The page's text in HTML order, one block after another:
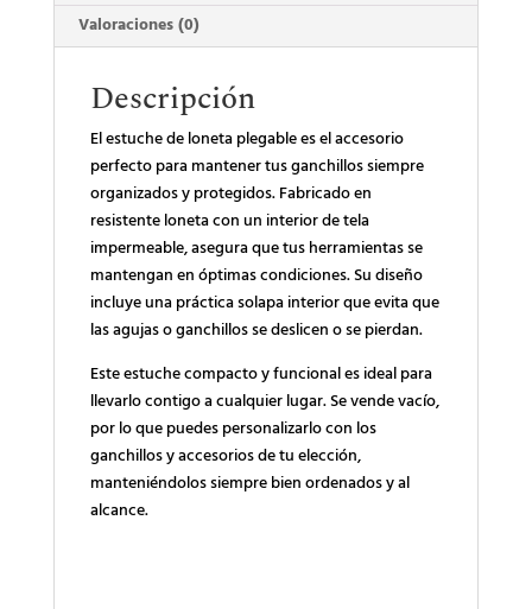
Valoraciones (0)
Descripción
El estuche de loneta plegable es el accesorio
perfecto para mantener tus ganchillos siempre
organizados y protegidos. Fabricado en
resistente loneta con un interior de tela
impermeable, asegura que tus herramientas se
mantengan en óptimas condiciones. Su diseño
incluye una práctica solapa interior que evita que
las agujas o ganchillos se deslicen o se pierdan.
Este estuche compacto y funcional es ideal para
llevarlo contigo a cualquier lugar. Se vende vacío,
por lo que puedes personalizarlo con los
ganchillos y accesorios de tu elección,
manteniéndolos siempre bien ordenados y al
alcance.